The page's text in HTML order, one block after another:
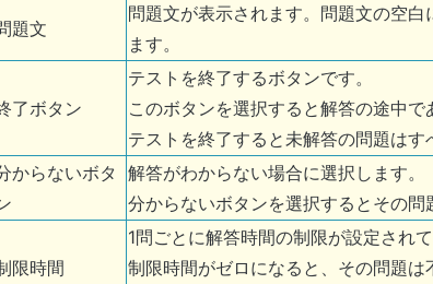
題文
問題文が表示されます。問題文の空
ます。
了ボタン
テストを終了するボタンです。
このボタンを選択すると解答の途中で
テストを終了すると未解答の問題はす
からないボタ 解答がわからない場合に選択します。
分からないボタンを選択するとその問
限時間
1問ごとに解答時間の制限が設定され
制限時間がゼロになると、その問題は